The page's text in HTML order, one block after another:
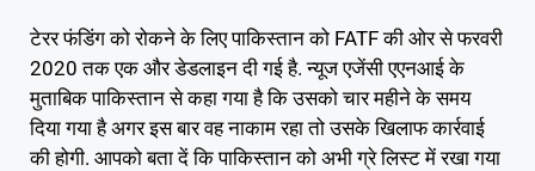
टेरर फंडिंग को रोकने के लिए पाकिस्तान को FATF की ओर से फरवरी
2020 तक एक और डेडलाइन दी गई है. न्यूज एजेंसी एएनआई के
मुताबिक पाकिस्तान से कहा गया है कि उसको चार महीने के समय
दिया गया है अगर इस बार वह नाकाम रहा तो उसके खिलाफ कार्रवाई
की होगी. आपको बता दें कि पाकिस्तान को अभी ग्रे लिस्ट में रखा गया